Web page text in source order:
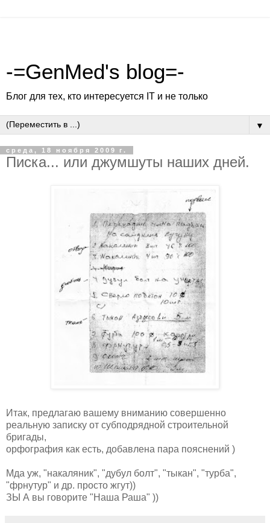
-=GenMed's blog=-
Блог для тех, кто интересуется IT и не только
▼
среда, 18 ноября 2009 г.
Писка... или джумшуты наших дней.
Итак, предлагаю вашему вниманию совершенно
реальную записку от субподрядной строительной
бригады,
орфография как есть, добавлена пара пояснений )
Мда уж, "накаляник", "дубул болт", "тыкан", "турба",
"фрнутур" и др. просто жгут))
ЗЫ А вы говорите "Наша Раша" ))